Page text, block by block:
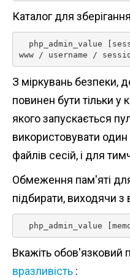
Каталог для
www / username /
З міркувань безпеки,
повинен бути тільки у
якого запускається
використовувати один
файлів сесій, і для
Обмеження пам'яті
підбирати, виходячи
php_admin_value
Вкажіть обов'язковий
вразливість :